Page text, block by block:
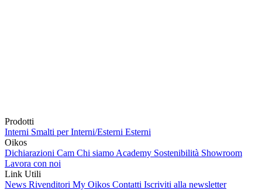
Prodotti
Interni Smalti per Interni/Esterni Esterni
Oikos
Dichiarazioni Cam Chi siamo Academy Sostenibilità Showroom
Lavora con noi
Link Utili
News Rivenditori My Oikos Contatti Iscriviti alla newsletter